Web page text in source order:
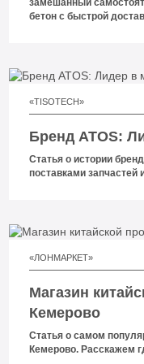
бетон с быстрой
«TISOTECH»
Бренд ATOS:
Статья о истории
поставками запчастей
«ЛОНМАРКЕТ»
Магазин
Кемерово
Статья о самом
Кемерово. Расскажем